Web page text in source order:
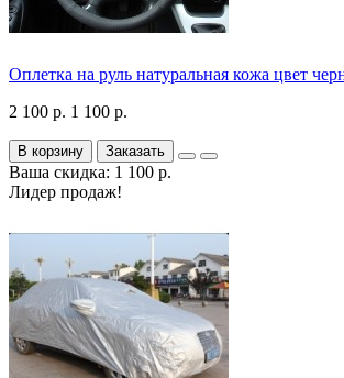
Оплетка на руль натуральная кожа цвет
2 100 р. 1 100 р.
В корзину Заказать
Ваша скидка: 1 100 р.
Лидер продаж!